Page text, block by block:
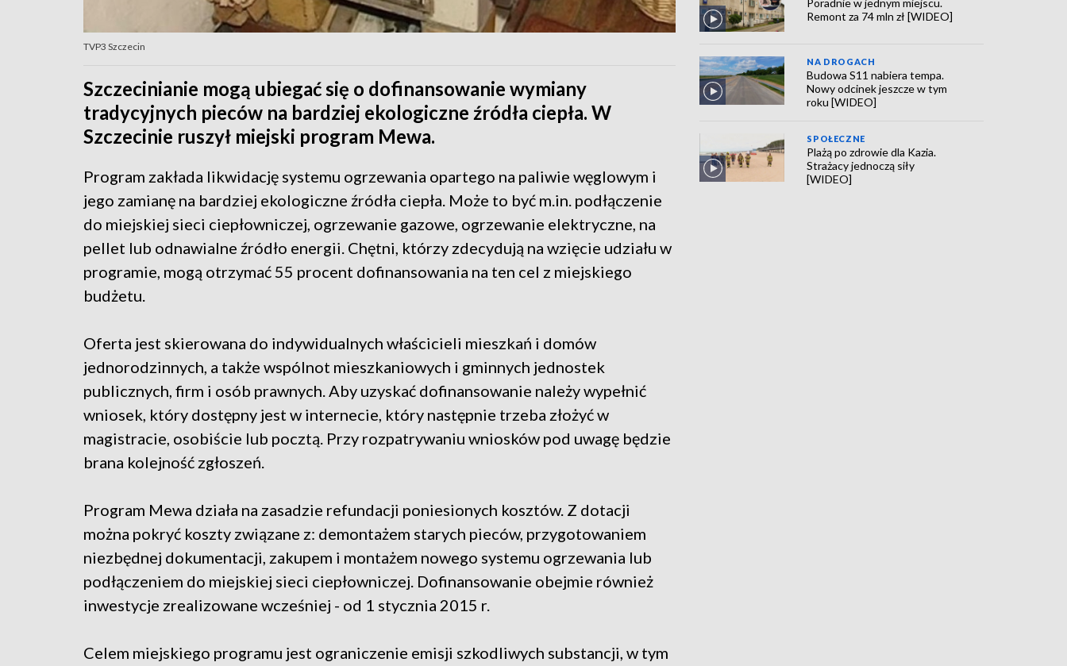
TVP3 Szczecin
Szczecinianie mogą ubiegać się o dofinansowanie wymiany
tradycyjnych pieców na bardziej ekologiczne źródła ciepła. W
Szczecinie ruszył miejski program Mewa.
Program zakłada likwidację systemu ogrzewania opartego na paliwie węglowym i
jego zamianę na bardziej ekologiczne źródła ciepła. Może to być m.in. podłączenie
do miejskiej sieci ciepłowniczej, ogrzewanie gazowe, ogrzewanie elektryczne, na
pellet lub odnawialne źródło energii. Chętni, którzy zdecydują na wzięcie udziału w
programie, mogą otrzymać 55 procent dofinansowania na ten cel z miejskiego
budżetu.
Oferta jest skierowana do indywidualnych właścicieli mieszkań i domów
jednorodzinnych, a także wspólnot mieszkaniowych i gminnych jednostek
publicznych, firm i osób prawnych. Aby uzyskać dofinansowanie należy wypełnić
wniosek, który dostępny jest w internecie, który następnie trzeba złożyć w
magistracie, osobiście lub pocztą. Przy rozpatrywaniu wniosków pod uwagę będzie
brana kolejność zgłoszeń.
Program Mewa działa na zasadzie refundacji poniesionych kosztów. Z dotacji
można pokryć koszty związane z: demontażem starych pieców, przygotowaniem
niezbędnej dokumentacji, zakupem i montażem nowego systemu ogrzewania lub
podłączeniem do miejskiej sieci ciepłowniczej. Dofinansowanie obejmie również
inwestycje zrealizowane wcześniej - od 1 stycznia 2015 r.
Celem miejskiego programu jest ograniczenie emisji szkodliwych substancji, w tym
Remont za 74 mln zł [WIDEO]
NA DROGACH
Budowa S11 nabiera tempa.
Nowy odcinek jeszcze w tym
roku [WIDEO]
SPOŁECZNE
Plażą po zdrowie dla Kazia.
Strażacy jednoczą siły
[WIDEO]